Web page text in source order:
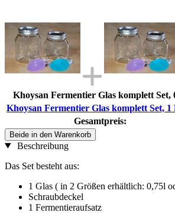
Khoysan Fermentier Glas komplett Set,
Khoysan Fermentier Glas komplett Set,
Gesamtpreis:
Beide in den Warenkorb
Beschreibung
Das Set besteht aus:
1 Glas ( in 2 Größen erhältlich: 0,75l
Schraubdeckel
1 Fermentieraufsatz